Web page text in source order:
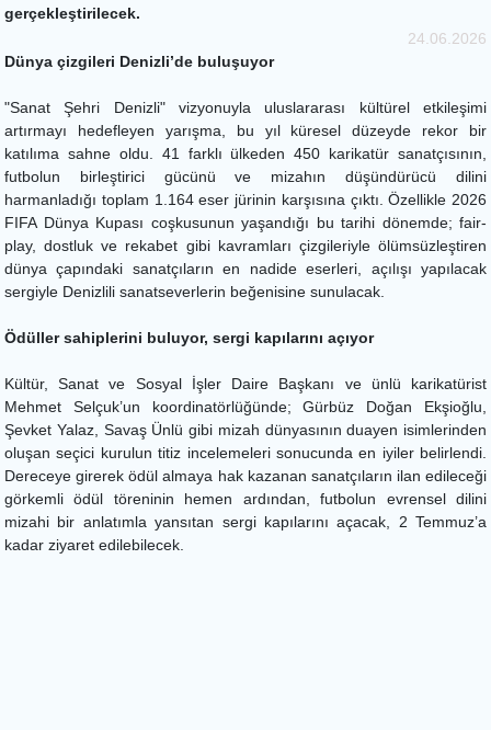
gerçekleştirilecek.
24.06.2026
Dünya çizgileri Denizli’de buluşuyor
"Sanat Şehri Denizli" vizyonuyla uluslararası kültürel etkileşimi
artırmayı hedefleyen yarışma, bu yıl küresel düzeyde rekor bir
katılıma sahne oldu. 41 farklı ülkeden 450 karikatür sanatçısının,
futbolun birleştirici gücünü ve mizahın düşündürücü dilini
harmanladığı toplam 1.164 eser jürinin karşısına çıktı. Özellikle 2026
FIFA Dünya Kupası coşkusunun yaşandığı bu tarihi dönemde; fair-
play, dostluk ve rekabet gibi kavramları çizgileriyle ölümsüzleştiren
dünya çapındaki sanatçıların en nadide eserleri, açılışı yapılacak
sergiyle Denizlili sanatseverlerin beğenisine sunulacak.
Ödüller sahiplerini buluyor, sergi kapılarını açıyor
Kültür, Sanat ve Sosyal İşler Daire Başkanı ve ünlü karikatürist
Mehmet Selçuk’un koordinatörlüğünde; Gürbüz Doğan Ekşioğlu,
Şevket Yalaz, Savaş Ünlü gibi mizah dünyasının duayen isimlerinden
oluşan seçici kurulun titiz incelemeleri sonucunda en iyiler belirlendi.
Dereceye girerek ödül almaya hak kazanan sanatçıların ilan edileceği
görkemli ödül töreninin hemen ardından, futbolun evrensel dilini
mizahi bir anlatımla yansıtan sergi kapılarını açacak, 2 Temmuz’a
kadar ziyaret edilebilecek.